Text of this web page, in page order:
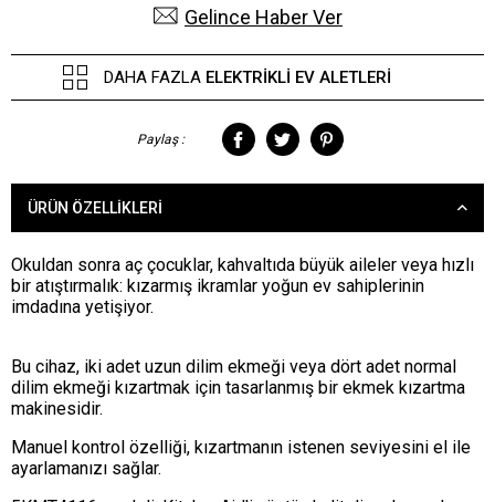
Gelince Haber Ver
DAHA FAZLA ELEKTRIKLI EV ALETLERI
Paylaş :
ÜRÜN ÖZELLIKLERI
Okuldan sonra aç çocuklar, kahvaltıda büyük aileler veya hızlı
bir atıştırmalık: kızarmış ikramlar yoğun ev sahiplerinin
imdadına yetişiyor.
Bu cihaz, iki adet uzun dilim ekmeği veya dört adet normal
dilim ekmeği kızartmak için tasarlanmış bir ekmek kızartma
makinesidir.
Manuel kontrol özelliği, kızartmanın istenen seviyesini el ile
ayarlamanızı sağlar.